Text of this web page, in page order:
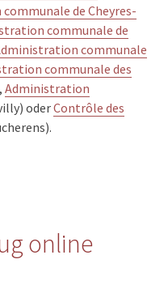
de Cheyres-
communale de
communale
communale des
Administration
oderContrôle des
online